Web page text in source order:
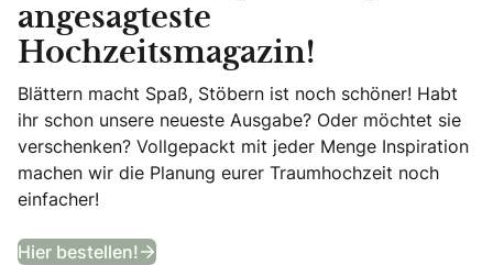
angesagteste
Hochzeitsmagazin!
Blättern macht Spaß, Stöbern ist noch schöner! Habt
ihr schon unsere neueste Ausgabe? Oder möchtet sie
verschenken? Vollgepackt mit jeder Menge Inspiration
machen wir die Planung eurer Traumhochzeit noch
einfacher!
Hier bestellen! Bekommt ein Jahr lang das